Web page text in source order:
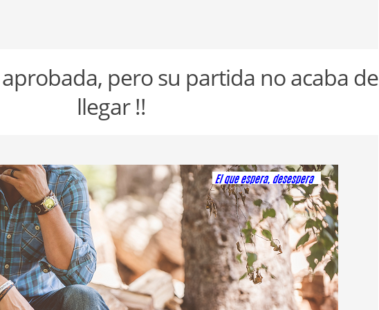
pero su partida no acaba de
llegar !!